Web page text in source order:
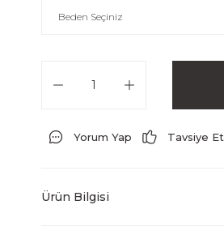
Yorum Yap Tavsiye Et
Ürün Bilgisi